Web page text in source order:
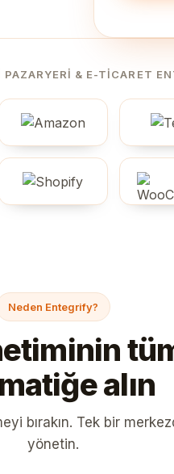
& E-TICARET
Neden Entegrify?
alın
bırakın. Tek bir
yönetin.